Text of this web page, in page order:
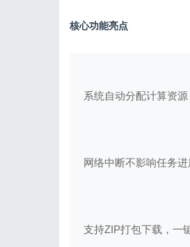
核心功能亮点
系统自动分配计算资
网络中断不影响任务
支持ZIP打包下载，一